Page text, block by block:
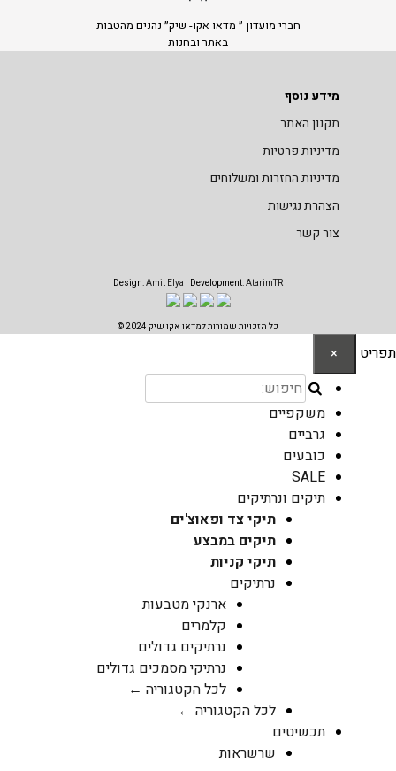
חברי מועדון ״ מדאו אקו- שיק״ נהנים מהטבות
באתר ובחנות
מידע נוסף
תקנון האתר
מדיניות פרטיות
מדיניות החזרות ומשלוחים
הצהרת נגישות
צור קשר
Design:Amit Elya | Development:AtarimTR
כל הזכויות שמורות למדאו אקו שיק 2024 ©
תפריט ×
משקפיים
גרביים
כובעים
SALE
תיקים ונרתיקים
תיקי צד ופאוצ'ים
תיקים במבצע
תיקי קניות
נרתיקים
ארנקי מטבעות
קלמרים
נרתיקים גדולים
נרתיקי מסמכים גדולים
לכל הקטגוריה ←
לכל הקטגוריה ←
תכשיטים
שרשראות